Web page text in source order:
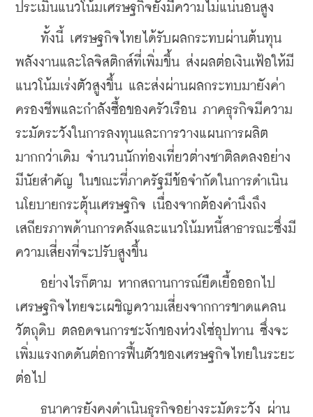
ประเมินแนวโน้มเศรษฐกิจยังมีความไม่แน่นอนสูง
ทั้งนี้ เศรษฐกิจไทยได้รับผลกระทบผ่านต้นทุน
พลังงานและโลจิสติกส์ที่เพิ่มขึ้น ส่งผลต่อเงินเฟ้อให้มี
แนวโน้มเร่งตัวสูงขึ้น และส่งผ่านผลกระทบมายังค่า
ครองชีพและกำลังซื้อของครัวเรือน ภาคธุรกิจมีความ
ระมัดระวังในการลงทุนและการวางแผนการผลิต
มากกว่าเดิม จำนวนนักท่องเที่ยวต่างชาติลดลงอย่าง
มีนัยสำคัญ ในขณะที่ภาครัฐมีข้อจำกัดในการดำเนิน
นโยบายกระตุ้นเศรษฐกิจ เนื่องจากต้องคำนึงถึง
เสถียรภาพด้านการคลังและแนวโน้มหนี้สาธารณะซึ่งมี
ความเสี่ยงที่จะปรับสูงขึ้น
อย่างไรก็ตาม หากสถานการณ์ยืดเยื้อออกไป
เศรษฐกิจไทยจะเผชิญความเสี่ยงจากการขาดแคลน
วัตถุดิบ ตลอดจนการชะงักของห่วงโซ่อุปทาน ซึ่งจะ
เพิ่มแรงกดดันต่อการฟื้นตัวของเศรษฐกิจไทยในระยะ
ต่อไป
ธนาคารยังคงดำเนินธุรกิจอย่างระมัดระวัง ผ่าน